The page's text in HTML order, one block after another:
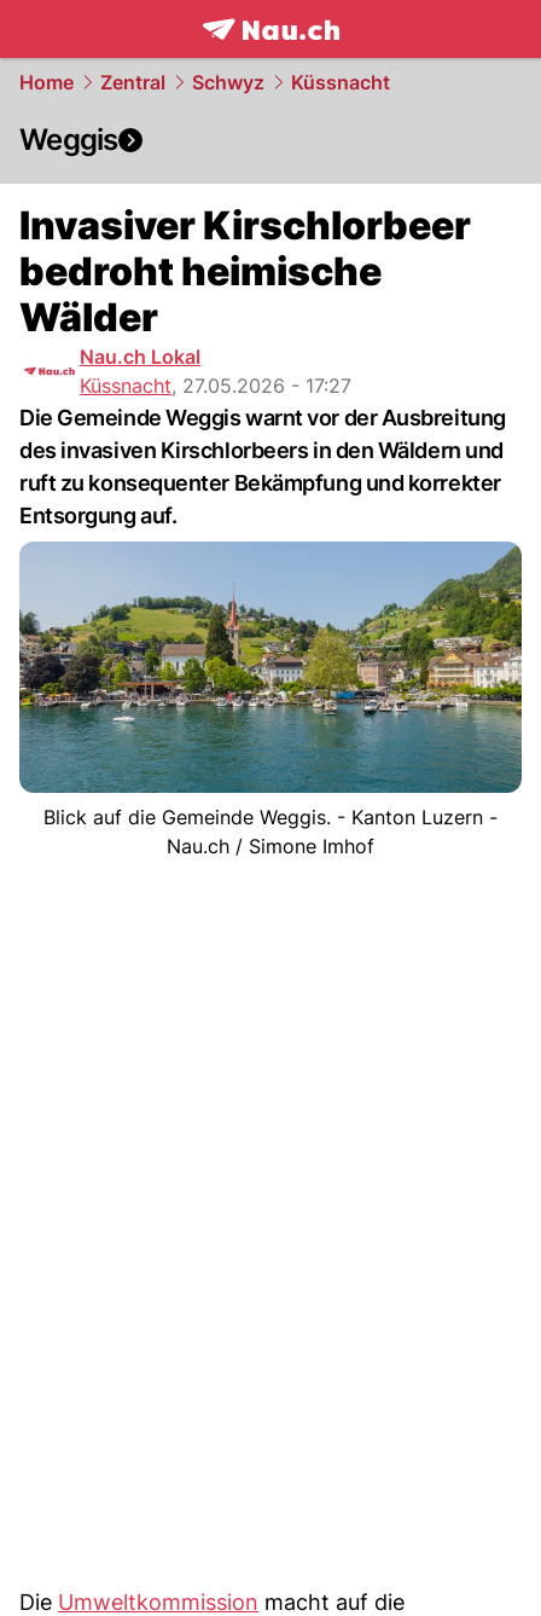
frontpage.NAU.ch
Home Zentral Schwyz Küssnacht
Weggis
Invasiver Kirschlorbeer
bedroht heimische
Wälder
Nau.ch Lokal
Küssnacht, 27.05.2026 - 17:27
Die Gemeinde Weggis warnt vor der Ausbreitung
des invasiven Kirschlorbeers in den Wäldern und
ruft zu konsequenter Bekämpfung und korrekter
Entsorgung auf.
Blick auf die Gemeinde Weggis. - Kanton Luzern -
Nau.ch / Simone Imhof
Die Umweltkommission macht auf die